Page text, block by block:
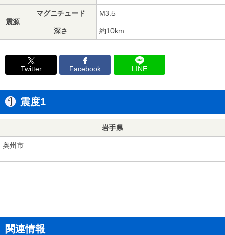
震源
マグニチュード M3.5
深さ 約10km
Twitter Facebook LINE
震度1
岩手県
奥州市
関連情報